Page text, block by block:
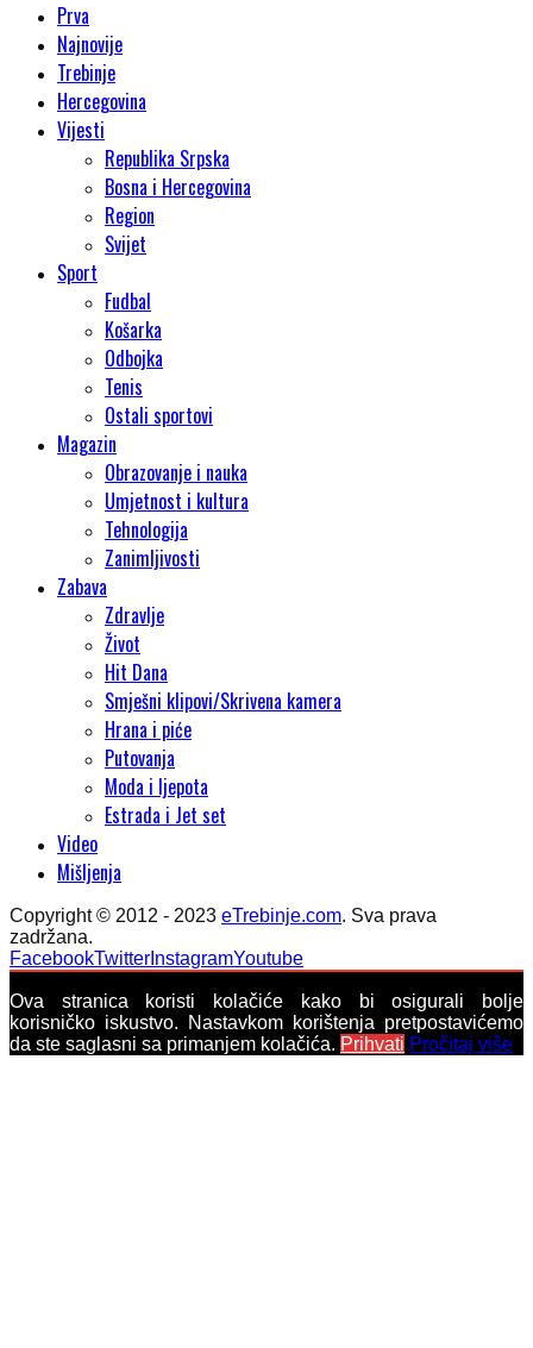
Prva
Najnovije
Trebinje
Hercegovina
Vijesti
Republika Srpska
Bosna i Hercegovina
Region
Svijet
Sport
Fudbal
Košarka
Odbojka
Tenis
Ostali sportovi
Magazin
Obrazovanje i nauka
Umjetnost i kultura
Tehnologija
Zanimljivosti
Zabava
Zdravlje
Život
Hit Dana
Smješni klipovi/Skrivena kamera
Hrana i piće
Putovanja
Moda i ljepota
Estrada i Jet set
Video
Mišljenja
Copyright © 2012 - 2023 eTrebinje.com. Sva prava
zadržana.
FacebookTwitter InstagramYoutube
Ova stranica koristi kolačiće kako bi osigurali bolje
korisničko iskustvo. Nastavkom korištenja pretpostavićemo
da ste saglasni sa primanjem kolačića. Prihvati Pročitaj više